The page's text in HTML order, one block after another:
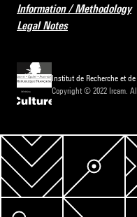
Information / Methodology
Legal Notes
Institut de Recherche et
Copyright © 2022 Ircam.